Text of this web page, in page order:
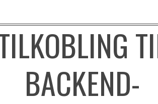
BACKEND-